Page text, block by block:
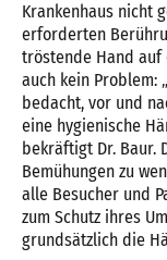
Krankenhaus nicht
erforderten
tröstende Hand auf
auch kein Problem:
bedacht, vor und
eine hygienische
bekräftigt Dr. Baur.
Bemühungen zu
alle Besucher und
zum Schutz ihres
grundsätzlich die